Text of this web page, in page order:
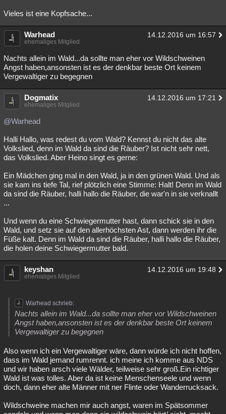
Vieles ist eine Kopfsache...
Warhead 14.12.2016 um 16:57
ehemaliges Mitglied
Nachts allein im Wald...da sollte man eher vor Wildschweinen
Angst haben,ansonsten ist es der denkbar beste Ort keinem
Vergewaltiger zu begegnen
Dogmatix 14.12.2016 um 17:21
ehemaliges Mitglied
@Warhead
Halli Hallo, was redest du vom Wald? Kennst du nicht das alte
Volkslied, denn im Wald da sind die Räuber? Ist nicht sehr nett,
das Volkslied. Aber Heino singt es gerne:
Ein Mädchen ging mal in den Wald, ja in den grünen Wald. Und als
sie kam ins tiefe Tal, rief plötzlich eine Stimme: Halt! Denn im Wald
da sind die Räuber, halli hallo die Räuber, die war'n in sie verknallt
...
Und wenn du eine Schwiegermutter hast, dann schick sie in den
Wald, und setz sie auf den allerhöchsten Ast, dann werden ihr die
Füße kalt. Denn im Wald da sind die Räuber, halli hallo die Räuber,
die holen deine Schwiegermutter bald.
keyshan 14.12.2016 um 19:48
ehemaliges Mitglied
Warhead schrieb:
Nachts allein im Wald...da sollte man eher vor Wildschweinen
Angst haben,ansonsten ist es der denkbar beste Ort keinem
Vergewaltiger zu begegnen
Also wenn ich ein Vergewaltiger wäre, dann würde ich nicht hoffen,
dass im Wald jemand rumrennt. ich meine ich komme aus NDS
und wir haben arsch viele Wälder, teilweise sehr groß.Ein richtiger
Wald ist was tolles. Aber da ist keine Menschenseele und wenn
doch, dann eher alte Männer mit ner Flinte oder Wanderrucksack.
Wildschweine machen mir auch angst, waren im Spätsommer